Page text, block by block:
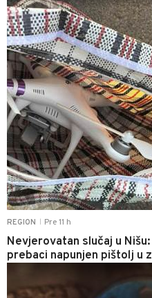
REGION Pre 11 h
Nevjerovatan slučaj u
prebaci napunjen pištolj u